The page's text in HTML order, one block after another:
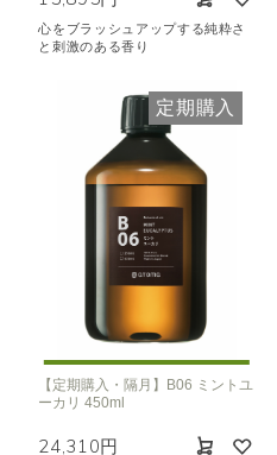
心をブラッシュアップする純粋さ
と刺激のある香り
定期購入
【定期購入・隔月】B06 ミントユ
ーカリ 450ml
24,310円